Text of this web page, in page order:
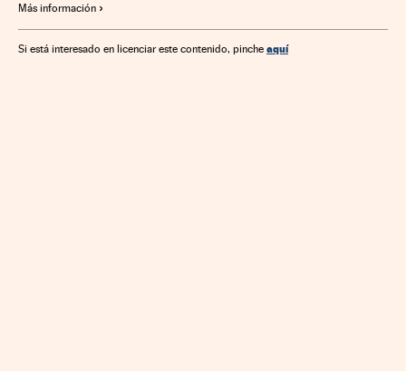
Más información
Si está interesado en licenciar este contenido, pinche aquí